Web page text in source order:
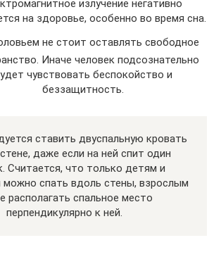
излучение негативно
на здоровье, особенно во время сна.
не стоит оставлять свободное
Иначе человек подсознательно
чувствовать беспокойство и
беззащитность.
ставить двуспальную кровать
даже если на ней спит один
Считается, что только детям и
можно спать вдоль стены, взрослым
располагать спальное место
перпендикулярно к ней.